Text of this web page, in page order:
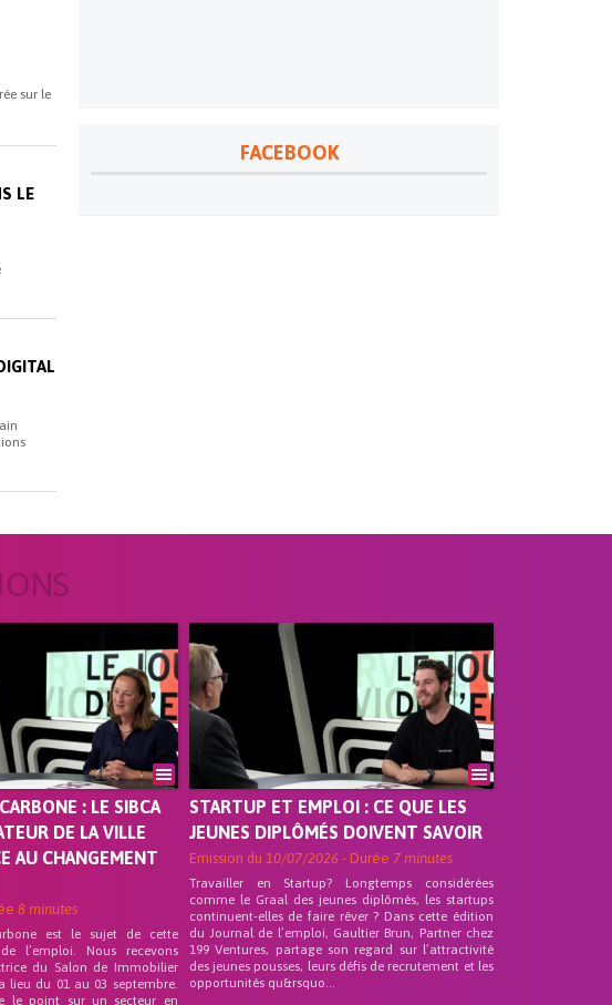
sur le
LE
FACEBOOK
: LE SIBCA
DE LA VILLE
AU CHANGEMENT
8 minutes
est le sujet de cette
l’emploi. Nous recevons
du Salon de Immobilier
lieu du 01 au 03 septembre.
le point sur un secteur en
STARTUP ET EMPLOI : CE QUE LES
JEUNES DIPLÔMÉS DOIVENT SAVOIR
Emission du 10/07/2026 - Durée 7 minutes
Travailler en Startup? Longtemps considérées
comme le Graal des jeunes diplômés, les startups
continuent-elles de faire rêver ? Dans cette édition
du Journal de l’emploi, Gaultier Brun, Partner chez
199 Ventures, partage son regard sur l’attractivité
des jeunes pousses, leurs défis de recrutement et les
opportunités qu&rsquo...